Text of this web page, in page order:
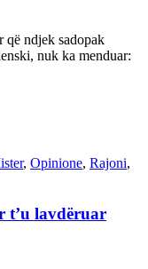
që ndjek sadopak
nuk ka menduar:
, Opinione, Rajoni,
t’u lavdëruar